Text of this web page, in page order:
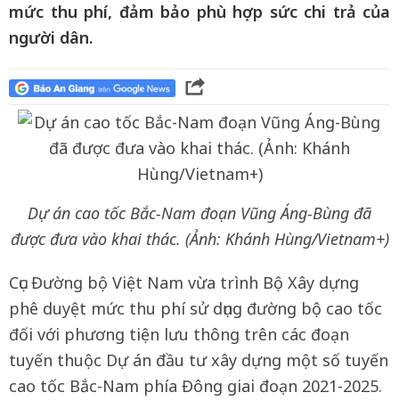
mức thu phí, đảm bảo phù hợp sức chi trả của
người dân.
Dự án cao tốc Bắc-Nam đoạn Vũng Áng-Bùng đã
được đưa vào khai thác. (Ảnh: Khánh Hùng/Vietnam+)
Cục Đường bộ Việt Nam vừa trình Bộ Xây dựng
phê duyệt mức thu phí sử dụng đường bộ cao tốc
đối với phương tiện lưu thông trên các đoạn
tuyến thuộc Dự án đầu tư xây dựng một số tuyến
cao tốc Bắc-Nam phía Đông giai đoạn 2021-2025.